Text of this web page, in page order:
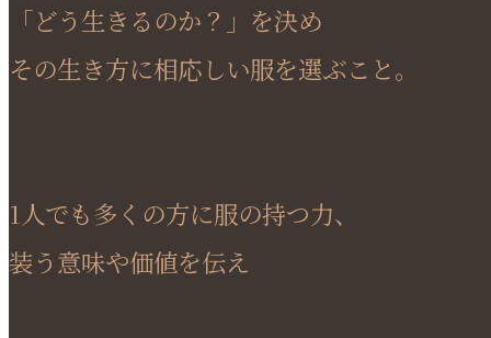
「どう生きるのか？」を決め
その生き方に相応しい服を選ぶこと。
1人でも多くの方に服の持つ力、
装う意味や価値を伝え